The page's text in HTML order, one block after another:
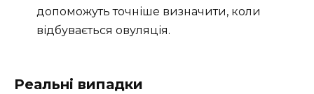
допоможуть точніше визначити, коли
відбувається овуляція.
Реальні випадки